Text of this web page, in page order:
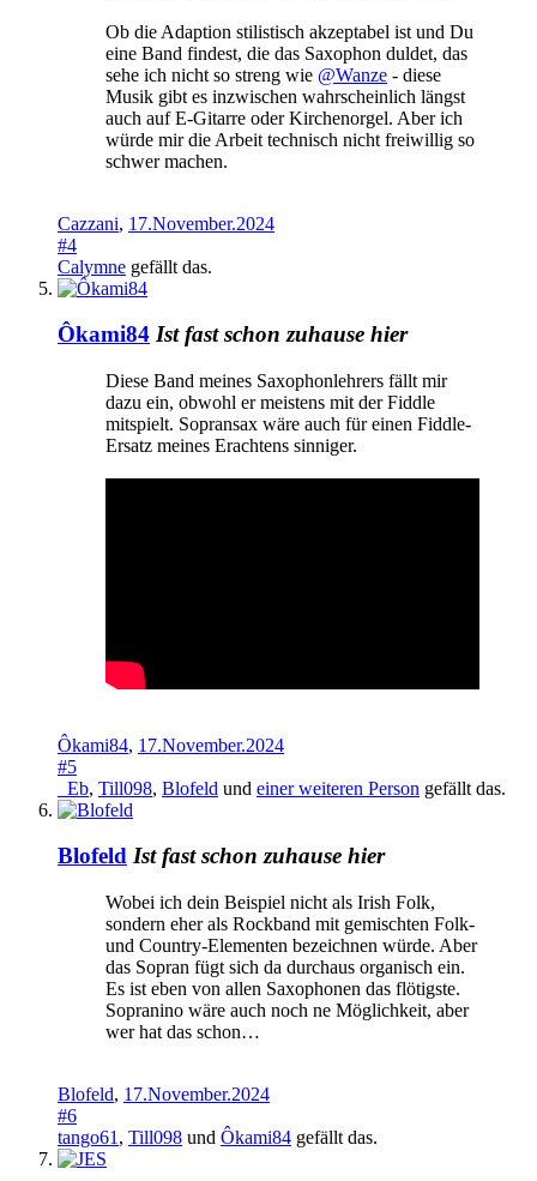
Ob die Adaption stilistisch akzeptabel ist und Du
eine Band findest, die das Saxophon duldet, das
sehe ich nicht so streng wie @Wanze - diese
Musik gibt es inzwischen wahrscheinlich längst
auch auf E-Gitarre oder Kirchenorgel. Aber ich
würde mir die Arbeit technisch nicht freiwillig so
schwer machen.
Cazzani, 17.November.2024
#4
Calymne gefällt das.
Ôkami84 Ist fast schon zuhause hier
Diese Band meines Saxophonlehrers fällt mir
dazu ein, obwohl er meistens mit der Fiddle
mitspielt. Sopransax wäre auch für einen Fiddle-
Ersatz meines Erachtens sinniger.
Ôkami84, 17.November.2024
#5
_Eb, Till098, Blofeld und einer weiteren Person gefällt das.
Blofeld Ist fast schon zuhause hier
Wobei ich dein Beispiel nicht als Irish Folk,
sondern eher als Rockband mit gemischten Folk-
und Country-Elementen bezeichnen würde. Aber
das Sopran fügt sich da durchaus organisch ein.
Es ist eben von allen Saxophonen das flötigste.
Sopranino wäre auch noch ne Möglichkeit, aber
wer hat das schon…
Blofeld, 17.November.2024
#6
tango61 , Till098 und Ôkami84 gefällt das.